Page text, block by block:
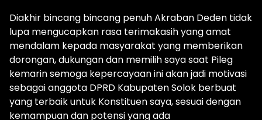
Diakhir bincang bincang penuh Akraban Deden tidak
lupa mengucapkan rasa terimakasih yang amat
mendalam kepada masyarakat yang memberikan
dorongan, dukungan dan memilih saya saat Pileg
kemarin semoga kepercayaan ini akan jadi motivasi
sebagai anggota DPRD Kabupaten Solok berbuat
yang terbaik untuk Konstituen saya, sesuai dengan
kemampuan dan potensi yang ada